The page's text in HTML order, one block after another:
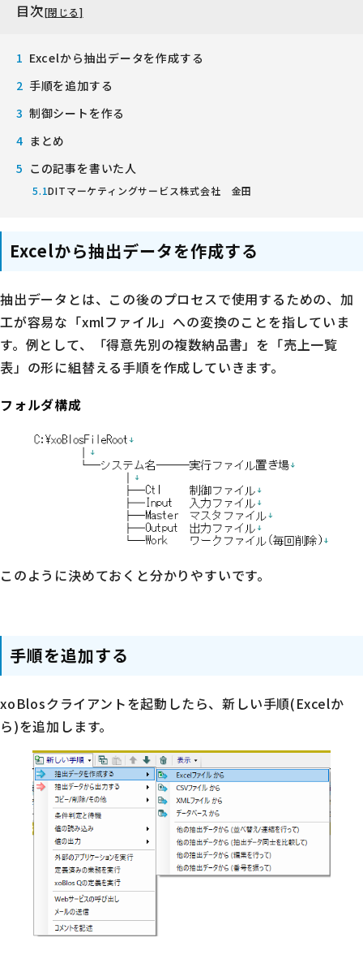
目次
Excelから抽出データを作成する
手順を追加する
制御シートを作る
まとめ
この記事を書いた人
DITマーケティングサービス株式会社 金田
Excelから抽出データを作成する
抽出データとは、この後のプロセスで使用するための、加
工が容易な「xmlファイル」への変換のことを指していま
す。例として、「得意先別の複数納品書」を「売上一覧
表」の形に組替える手順を作成していきます。
フォルダ構成
このように決めておくと分かりやすいです。
手順を追加する
xoBlosクライアントを起動したら、新しい手順(Excelか
ら)を追加します。